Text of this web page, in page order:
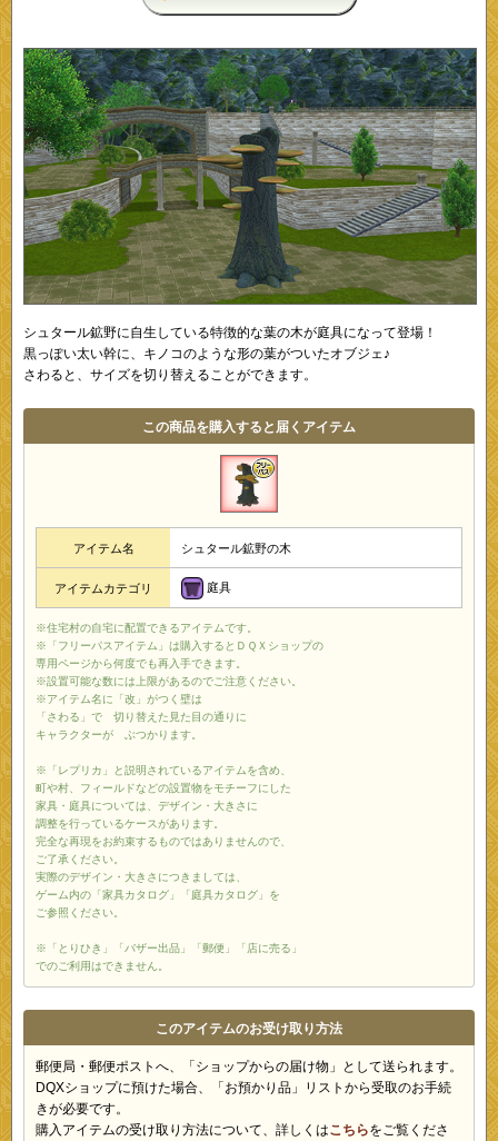
シュタール鉱野に自生している特徴的な葉の木が庭具になって登場！
黒っぽい太い幹に、キノコのような形の葉がついたオブジェ♪
さわると、サイズを切り替えることができます。
この商品を購入すると届くアイテム
アイテム名 シュタール鉱野の木
アイテムカテゴリ 庭具
※住宅村の自宅に配置できるアイテムです。
※「フリーパスアイテム」は購入するとＤＱＸショップの
専用ページから何度でも再入手できます。
※設置可能な数には上限があるのでご注意ください。
※アイテム名に「改」がつく壁は
「さわる」で 切り替えた見た目の通りに
キャラクターが ぶつかります。
※「レプリカ」と説明されているアイテムを含め、
町や村、フィールドなどの設置物をモチーフにした
家具・庭具については、デザイン・大きさに
調整を行っているケースがあります。
完全な再現をお約束するものではありませんので、
ご了承ください。
実際のデザイン・大きさにつきましては、
ゲーム内の「家具カタログ」「庭具カタログ」を
ご参照ください。
※「とりひき」「バザー出品」「郵便」「店に売る」
でのご利用はできません。
このアイテムのお受け取り方法
郵便局・郵便ポストへ、「ショップからの届け物」として送られます。
DQXショップに預けた場合、「お預かり品」リストから受取のお手続
きが必要です。
購入アイテムの受け取り方法について、詳しくはこちらをご覧くださ